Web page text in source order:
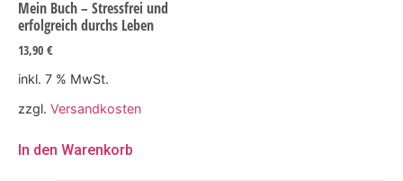
Mein Buch – Stressfrei und
erfolgreich durchs Leben
13,90 €
inkl. 7 % MwSt.
zzgl. Versandkosten
In den Warenkorb